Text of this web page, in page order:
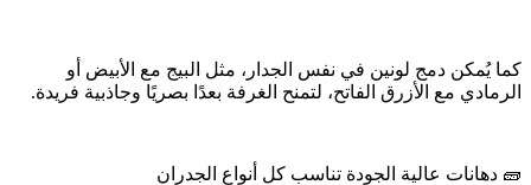
كما يُمكن دمج لونين في نفس الجدار، مثل البيج مع الأبيض أو
الرمادي مع الأزرق الفاتح، لتمنح الغرفة بعدًا بصريًا وجاذبية فريدة.
🧱 دهانات عالية الجودة تناسب كل أنواع الجدران